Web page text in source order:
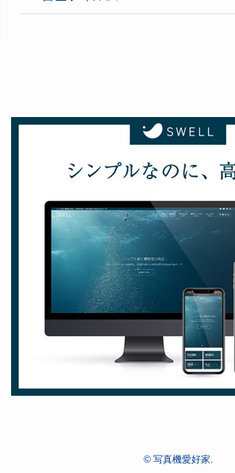
©写真機愛好家.